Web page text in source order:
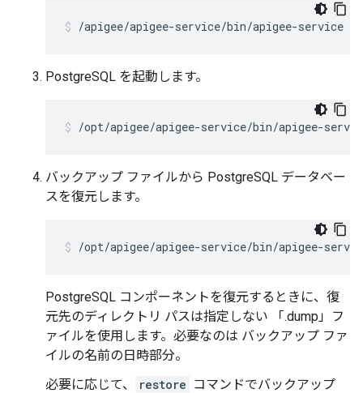
/apigee/apigee-service/bin/apigee-service
PostgreSQL を起動します。
/opt/apigee/apigee-service/bin/apigee-
バックアップ ファイルから PostgreSQL データベー
スを復元します。
/opt/apigee/apigee-service/bin/apigee-
PostgreSQL コンポーネントを復元するときに、復
元先のディレクトリ パスは指定しない 「.dump」フ
ァイルを使用します。必要なのは バックアップ ファ
イルの名前の日時部分。
必要に応じて、
restore コマンドでバックアップ